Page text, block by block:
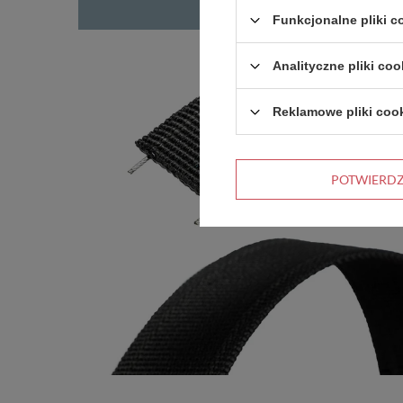
Funkcjonalne pliki
Analityczne pliki
Reklamowe pliki